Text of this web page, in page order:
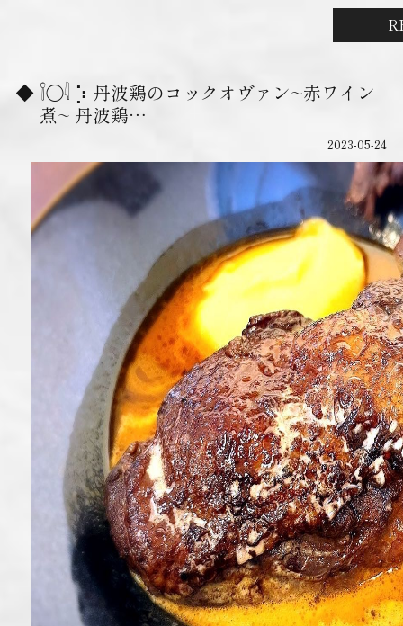
𓌉◯𓇋 ‎⡱‎ 丹波鶏のコックオヴァン~赤ワイン
煮~ 丹波鶏…
2023-05-24